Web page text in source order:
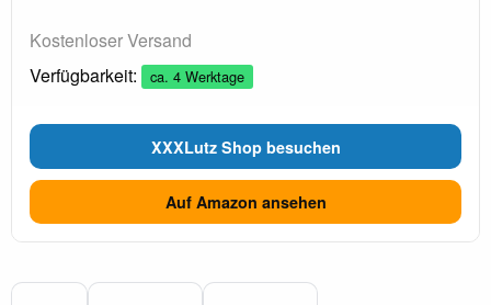
Kostenloser Versand
Verfügbarkeit:
ca. 4 Werktage
XXXLutz Shop besuchen
Auf Amazon ansehen